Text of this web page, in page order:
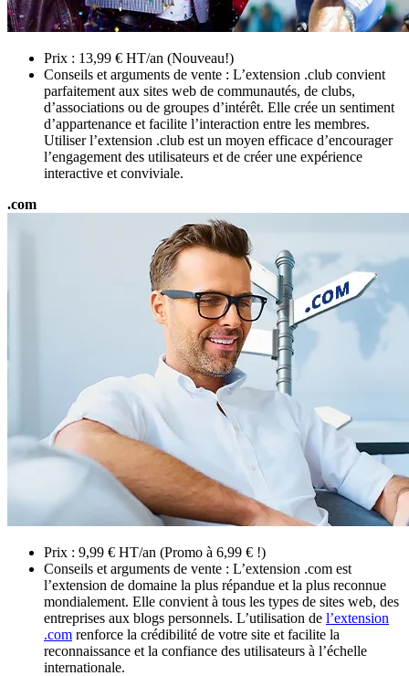
Prix : 13,99 € HT/an (Nouveau!)
Conseils et arguments de vente : L’extension .club convient
parfaitement aux sites web de communautés, de clubs,
d’associations ou de groupes d’intérêt. Elle crée un sentiment
d’appartenance et facilite l’interaction entre les membres.
Utiliser l’extension .club est un moyen efficace d’encourager
l’engagement des utilisateurs et de créer une expérience
interactive et conviviale.
.com
Prix : 9,99 € HT/an (Promo à 6,99 € !)
Conseils et arguments de vente : L’extension .com est
l’extension de domaine la plus répandue et la plus reconnue
mondialement. Elle convient à tous les types de sites web, des
entreprises aux blogs personnels. L’utilisation de l’extension
.com renforce la crédibilité de votre site et facilite la
reconnaissance et la confiance des utilisateurs à l’échelle
internationale.